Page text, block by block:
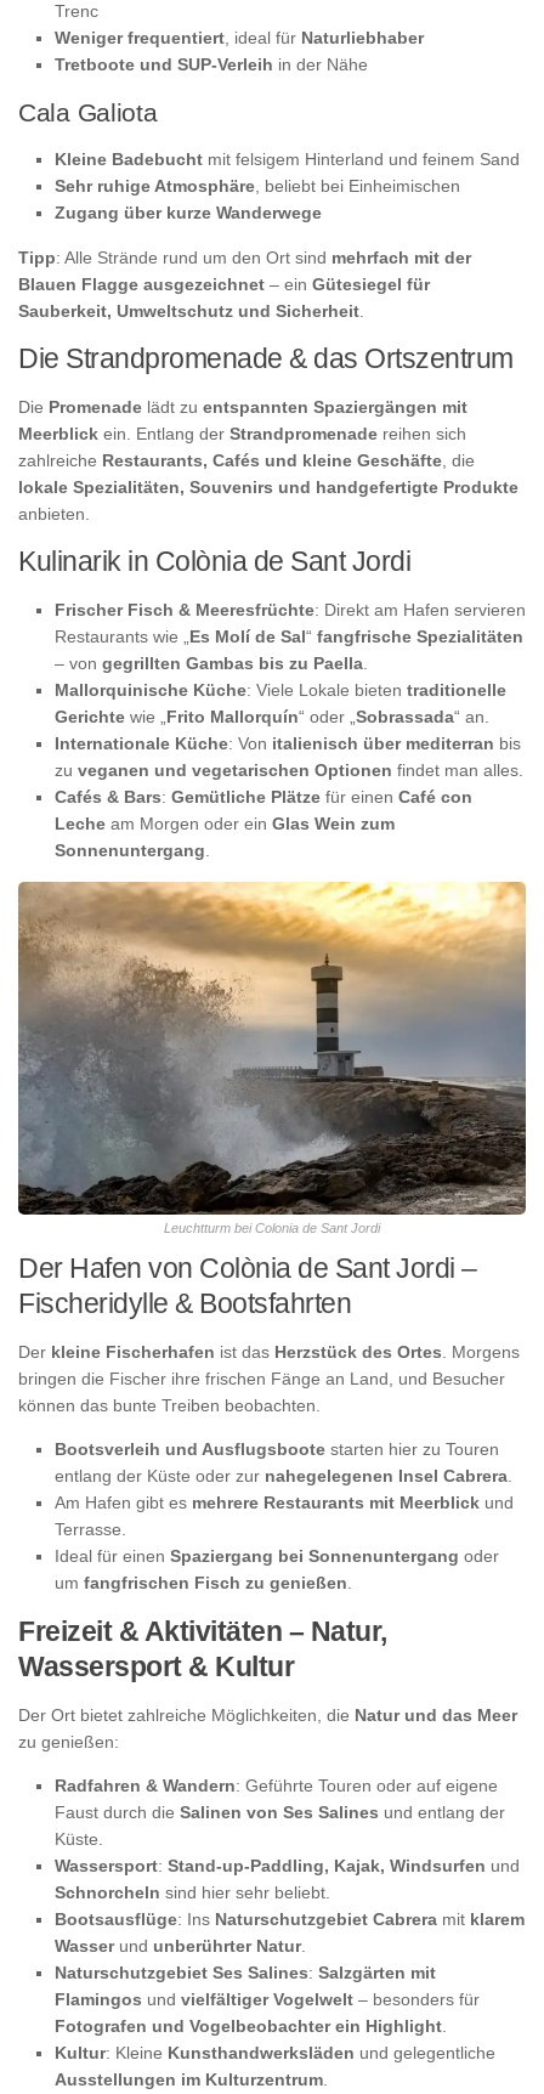
Trenc
Weniger frequentiert , ideal für Naturliebhaber
Tretboote und SUP-Verleih in der Nähe
Cala Galiota
Kleine Badebucht mit felsigem Hinterland und feinem Sand
Sehr ruhige Atmosphäre , beliebt bei Einheimischen
Zugang über kurze Wanderwege
Tipp: Alle Strände rund um den Ort sind mehrfach mit der
Blauen Flagge ausgezeichnet – ein Gütesiegel für
Sauberkeit, Umweltschutz und Sicherheit
Die Strandpromenade & das Ortszentrum
Die Promenade lädt zu entspannten Spaziergängen mit
Meerblick ein. Entlang der Strandpromenade reihen sich
zahlreiche Restaurants, Cafés und kleine Geschäfte , die
lokale Spezialitäten, Souvenirs und handgefertigte Produkte
anbieten.
Kulinarik in Colònia de Sant Jordi
Frischer Fisch & Meeresfrüchte: Direkt am Hafen servieren
Restaurants wie „ Es Molí de Sal“ fangfrische Spezialitäten
– von gegrillten Gambas bis zu Paella
Mallorquinische Küche: Viele Lokale bieten traditionelle
Gerichte wie „ Frito Mallorquín“ oder „ Sobrassada“ an.
Internationale Küche: Von italienisch über mediterran bis
zu veganen und vegetarischen Optionen findet man alles.
Cafés & Bars: Gemütliche Plätze für einen Café con
Leche am Morgen oder ein Glas Wein zum
Sonnenuntergang
Leuchtturm bei Colonia de Sant Jordi
Der Hafen von Colònia de Sant Jordi –
Fischeridylle & Bootsfahrten
Der kleine Fischerhafen ist das Herzstück des Ortes . Morgens
bringen die Fischer ihre frischen Fänge an Land, und Besucher
können das bunte Treiben beobachten.
Bootsverleih und Ausflugsboote starten hier zu Touren
entlang der Küste oder zur nahegelegenen Insel Cabrera
Am Hafen gibt es mehrere Restaurants mit Meerblick und
Terrasse.
Ideal für einen Spaziergang bei Sonnenuntergang oder
um fangfrischen Fisch zu genießen
Freizeit & Aktivitäten – Natur,
Wassersport & Kultur
Der Ort bietet zahlreiche Möglichkeiten, die Natur und das Meer
zu genießen:
Radfahren & Wandern: Geführte Touren oder auf eigene
Faust durch die Salinen von Ses Salines und entlang der
Küste.
Wassersport: Stand-up-Paddling, Kajak, Windsurfen und
Schnorcheln sind hier sehr beliebt.
Bootsausflüge: Ins Naturschutzgebiet Cabrera mit klarem
Wasserund unberührter Natur.
Naturschutzgebiet Ses Salines: Salzgärten mit
Flamingos und vielfältiger Vogelwelt – besonders für
Fotografen und Vogelbeobachter ein Highlight.
Kultur: Kleine Kunsthandwerksläden und gelegentliche
Ausstellungen im Kulturzentrum.